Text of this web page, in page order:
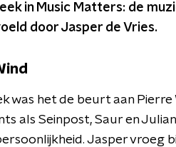
in Music Matters: de
door Jasper de Vries.
was het de beurt aan
als Seinpost, Saur en
Jasper vroeg